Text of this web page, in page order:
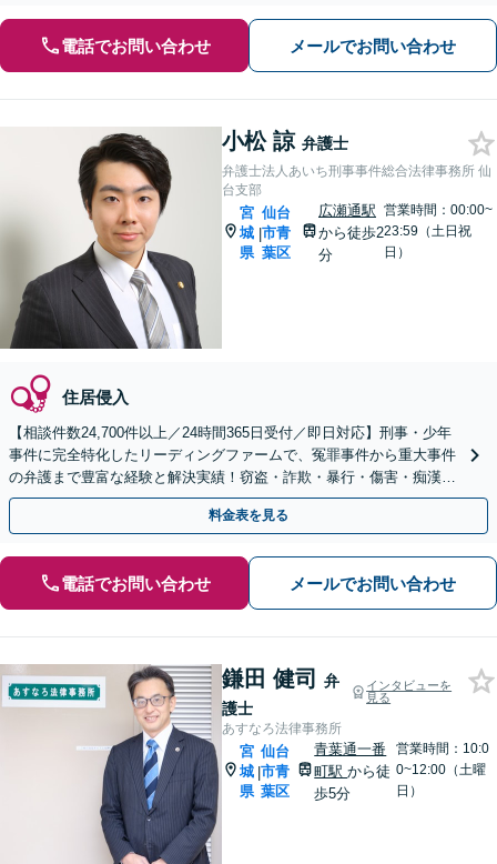
電話でお問い合わせ メールでお問い合わせ
小松 諒 弁護士
弁護士法人あいち刑事事件総合法律事務所 仙
台支部
宮
城
県
|
仙台
市青
葉区
広瀬通駅
から徒歩2
分
営業時間：00:00~
23:59（土日祝
日）
住居侵入
【相談件数24,700件以上／24時間365日受付／即日対応】刑事・少年
事件に完全特化したリーディングファームで、冤罪事件から重大事件
の弁護まで豊富な経験と解決実績！窃盗・詐欺・暴行・傷害・痴漢・
盗撮・薬物犯罪など幅広い分野に対応可能です！
料金表を見る
電話でお問い合わせ メールでお問い合わせ
鎌田 健司
弁
護士
インタビューを
見る
あすなろ法律事務所
宮
城
県
|
仙台
市青
葉区
青葉通一番
町駅から徒
歩5分
営業時間：10:0
0~12:00（土曜
日）